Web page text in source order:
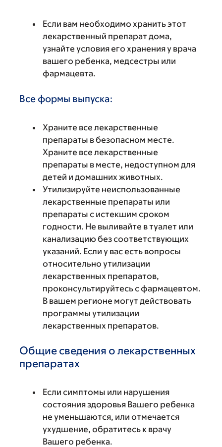
Если вам необходимо хранить этот
лекарственный препарат дома,
узнайте условия его хранения у врача
вашего ребенка, медсестры или
фармацевта.
Все формы выпуска:
Храните все лекарственные
препараты в безопасном месте.
Храните все лекарственные
препараты в месте, недоступном для
детей и домашних животных.
Утилизируйте неиспользованные
лекарственные препараты или
препараты с истекшим сроком
годности. Не выливайте в туалет или
канализацию без соответствующих
указаний. Если у вас есть вопросы
относительно утилизации
лекарственных препаратов,
проконсультируйтесь с фармацевтом.
В вашем регионе могут действовать
программы утилизации
лекарственных препаратов.
Общие сведения о лекарственных
препаратах
Если симптомы или нарушения
состояния здоровья Вашего ребенка
не уменьшаются, или отмечается
ухудшение, обратитесь к врачу
Вашего ребенка.